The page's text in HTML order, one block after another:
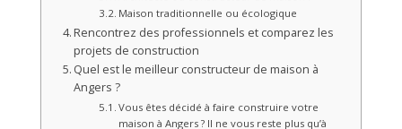
Maison traditionnelle ou écologique
Rencontrez des professionnels et comparez les
projets de construction
Quel est le meilleur constructeur de maison à
Angers ?
Vous êtes décidé à faire construire votre
maison à Angers ? Il ne vous reste plus qu’à